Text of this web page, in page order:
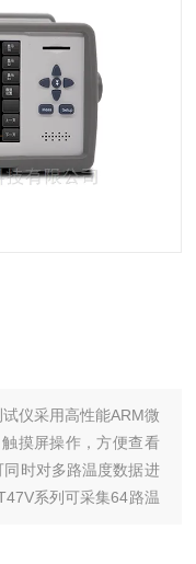
仪采用高性能ARM微
摸屏操作，方便查看
时对多路温度数据进
系列可采集64路温
独设置，独立校正。